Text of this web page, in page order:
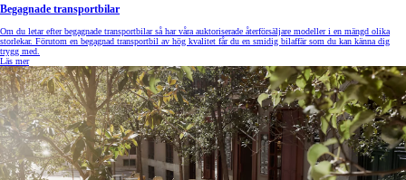
Begagnade transportbilar
Om du letar efter begagnade transportbilar så har våra auktoriserade återförsäljare modeller i en mängd olika
storlekar. Förutom en begagnad transportbil av hög kvalitet får du en smidig bilaffär som du kan känna dig
trygg med.
Läs mer